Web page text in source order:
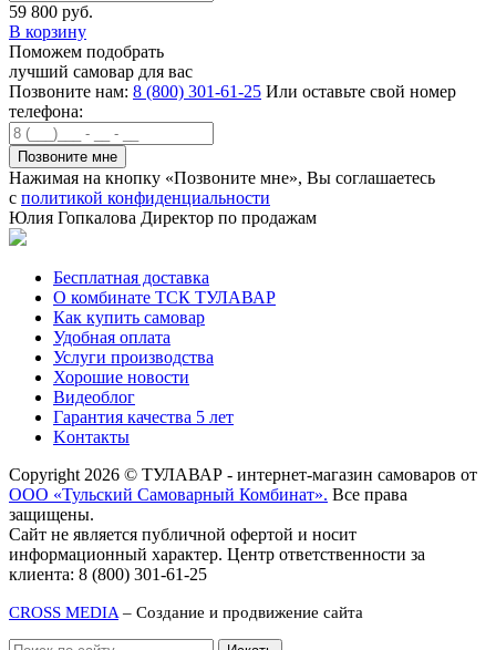
59 800 руб.
В корзину
Поможем подобрать
лучший самовар для вас
Позвоните нам: 8 (800) 301-61-25 Или оставьте свой номер
телефона:
Нажимая на кнопку «Позвоните мне», Вы соглашаетесь
с политикой конфиденциальности
Юлия Гопкалова Директор по продажам
Бесплатная доставка
О комбинате ТСК ТУЛАВАР
Как купить самовар
Удобная оплата
Услуги производства
Хорошие новости
Видеоблог
Гарантия качества 5 лет
Kонтакты
Copyright 2026 © ТУЛАВАР - интернет-магазин самоваров от
ООО «Тульский Самоварный Комбинат». Все права
защищены.
Сайт не является публичной офертой и носит
информационный характер. Центр ответственности за
клиента: 8 (800) 301-61-25
CROSS MEDIA – Создание и продвижение сайта